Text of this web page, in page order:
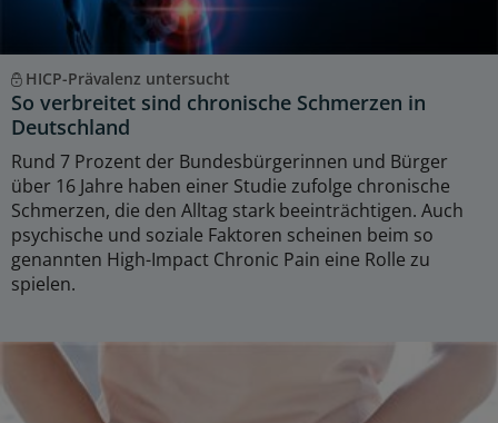
HICP-Prävalenz untersucht
So verbreitet sind chronische Schmerzen in
Deutschland
Rund 7 Prozent der Bundesbürgerinnen und Bürger
über 16 Jahre haben einer Studie zufolge chronische
Schmerzen, die den Alltag stark beeinträchtigen. Auch
psychische und soziale Faktoren scheinen beim so
genannten High-Impact Chronic Pain eine Rolle zu
spielen.